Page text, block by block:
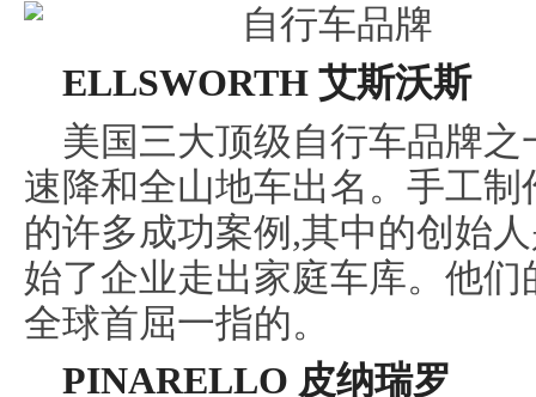
ELLSWORTH 艾斯沃斯
美国三大顶级自行车品牌
速降和全山地车出名。手工
的许多成功案例,其中的创始
始了企业走出家庭车库。他
全球首屈一指的。
PINARELLO 皮纳瑞罗